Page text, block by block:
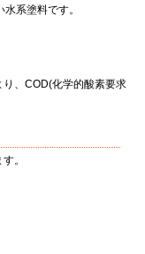
系塗料です。
、COD(化学的酸素要求
。